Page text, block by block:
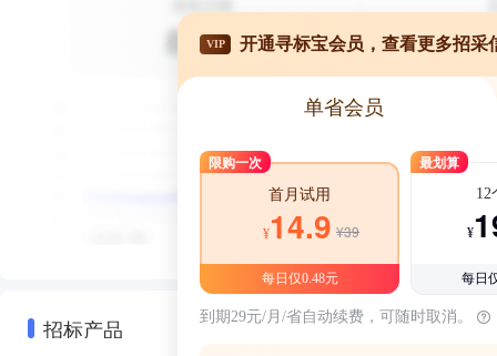
招标产品
VIP 开通寻标宝会员，查看更多招采
单省会员
限购一次
首月试用
¥14.9 ¥39
每日仅0.48元
最划算
12
¥
每日
到期29元/月/省自动续费，可随时取消。